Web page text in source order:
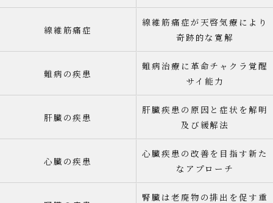
線維筋痛症
線維筋痛症が天啓気療により
奇跡的な寛解
難病の疾患
難病治療に革命チャクラ覚醒
サイ能力
肝臓の疾患
肝臓疾患の原因と症状を解明
及び緩解法
心臓の疾患
心臓疾患の改善を目指す新た
なアプローチ
腎臓は老廃物の排出を促す重